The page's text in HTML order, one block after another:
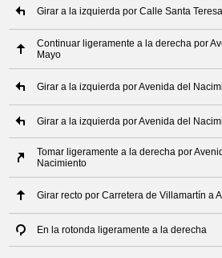
Girar a la izquierda por Calle Santa Teresa
Continuar ligeramente a la derecha por
Mayo
Girar a la izquierda por Avenida del
Girar a la izquierda por Avenida del
Tomar ligeramente a la derecha por
Nacimiento
Girar recto por Carretera de Villamartín a
En la rotonda ligeramente a la derecha